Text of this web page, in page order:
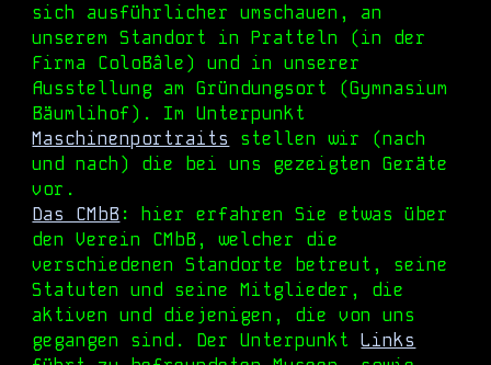
sich ausführlicher umschauen,an
unserem Standort
in Pratteln (in der
Firma ColoBâle) und in unserer
Ausstellung am Gründungsort (Gymnasium
Bäumlihof). Im Unterpunkt
Maschinenportraits
stellen wir (nach
und nach) die bei uns gezeigten Geräte
vor.
Das CMbB : hiererfahren Sie etwas über
denVerein CMbB, welcher die
verschiedenen Standorte betreut, seine
Statuten und seine Mitglieder, die
aktiven und diejenigen, die von uns
gegangen sind . Der UnterpunktLinks